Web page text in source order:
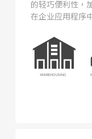
的轻巧便利性，
在企业应用程序